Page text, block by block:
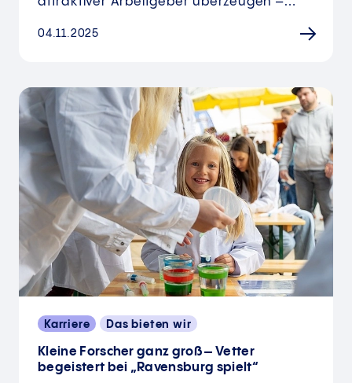
04.11.2025
Karriere Das bieten wir
Kleine Forscher ganz groß – Vetter
begeistert bei „Ravensburg spielt“